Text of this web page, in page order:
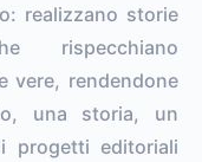
realizzano storie
rispecchiano
vere, rendendone
una storia, un
progetti editoriali